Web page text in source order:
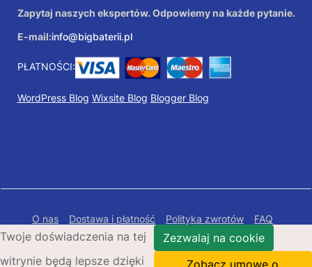
Zapytaj naszych ekspertów. Odpowiemy na każde pytanie.
E-mail:info@bigbaterii.pl
PŁATNOŚCI:
WordPress Blog Wixsite Blog Blogger Blog
O nas Dostawa i płatność Polityka zwrotów
FAQ
Polityka prywatności
Mapa Strony
Copyright © 2026 Bigbaterii.pl. Wszelkie prawa
Twoje doświadczenia na tej
witrynie będą lepsze dzięki
Zezwalaj na cookie
Zobacz umowę o